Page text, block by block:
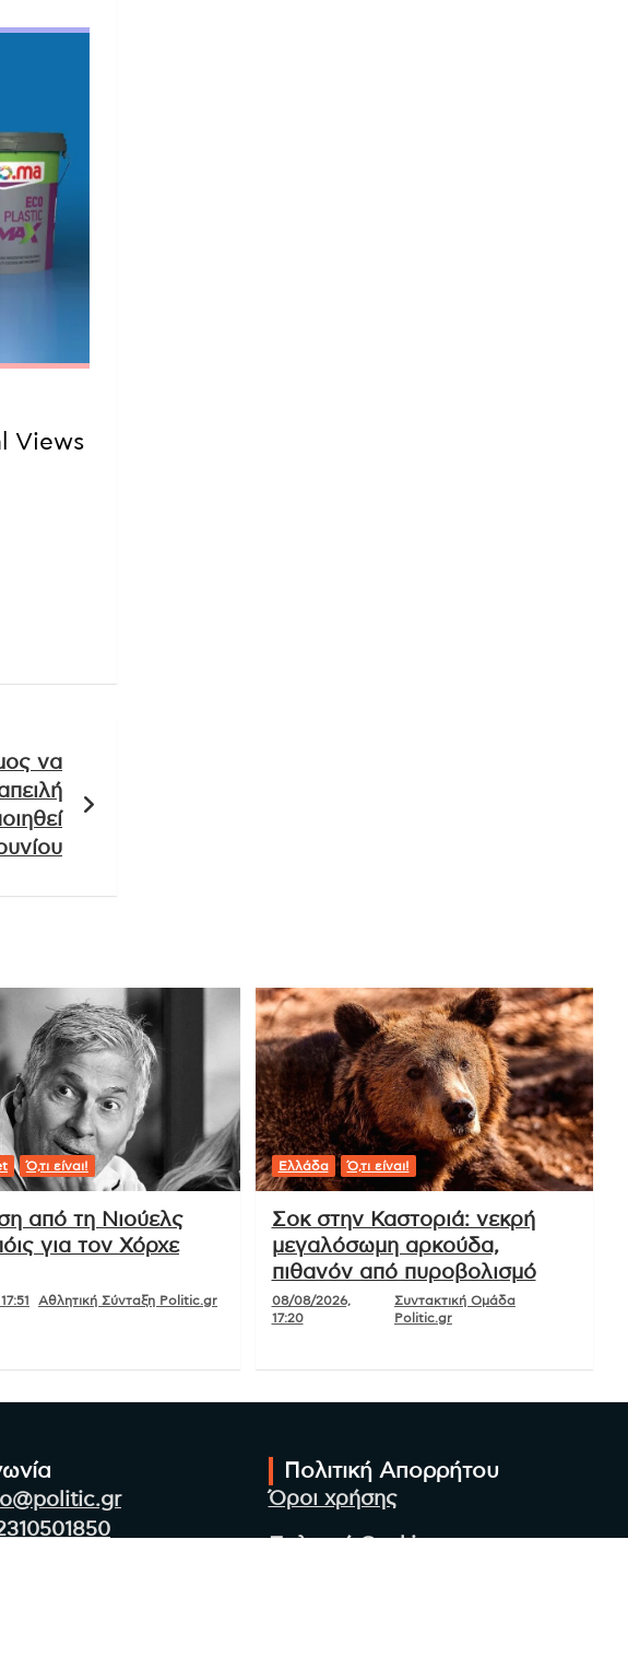
Views
να
Ό,τι είναι!
από τη Νιούελς
για τον Χόρχε
Αθλητική Σύνταξη Politic.gr
Ελλάδα Ό,τι είναι!
Σοκ στην Καστοριά: νεκρή
μεγαλόσωμη αρκούδα,
πιθανόν από πυροβολισμό
08/08/2026,
17:20
Συντακτική Ομάδα
Politic.gr
Πολιτική Απορρήτου
Όροι χρήσης
Πολιτική Cookies